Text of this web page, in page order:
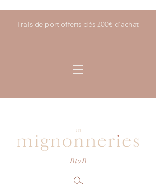
Frais de port offerts dès 200€ d'achat
BtoB